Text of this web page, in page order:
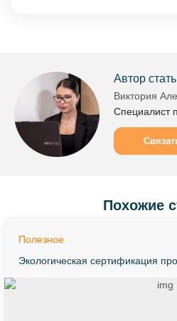
начитается от 4000 ₽ при
готовых протоколов
Автор
Виктория
Специалист
Похожие
Полезное
Экологическая сертификация